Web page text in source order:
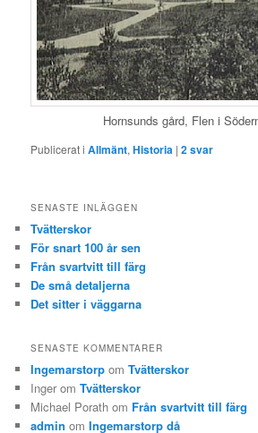
Hornsunds gård, Flen i
Publicerat i Allmänt,Historia |2svar
SENASTE INLÄGGEN
Tvätterskor
För snart 100 år sen
Från svartvitt till färg
De små detaljerna
Det sitter i väggarna
SENASTE KOMMENTARER
Ingemarstorp omTvätterskor
Inger omTvätterskor
Michael Porath om Från svartvitt till färg
admin omIngemarstorp då